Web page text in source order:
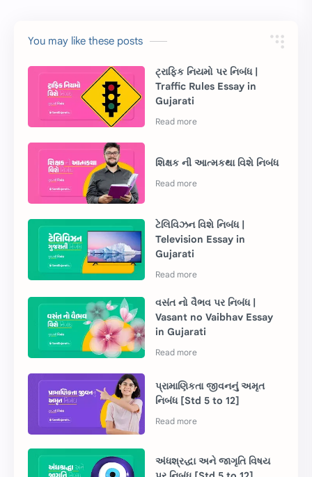
You may like these posts
ટ્રાફિક નિયમો પર નિબંધ |
Traffic Rules Essay in
Gujarati
શિક્ષક ની આત્મકથા વિશે નિબંધ
ટેલિવિઝન વિશે નિબંધ |
Television Essay in
Gujarati
વસંત નો વૈભવ પર નિબંધ |
Vasant no Vaibhav Essay
in Gujarati
પ્રામાણિકતા જીવનનું અમૃત
નિબંધ [Std 5 to 12]
અંધશ્રદ્ધા અને જાગૃતિ વિષય